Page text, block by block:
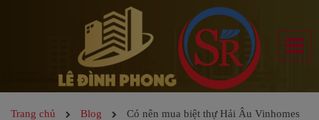
Trang chủ Blog
Có nên mua biệt thự Hải Âu Vinhomes